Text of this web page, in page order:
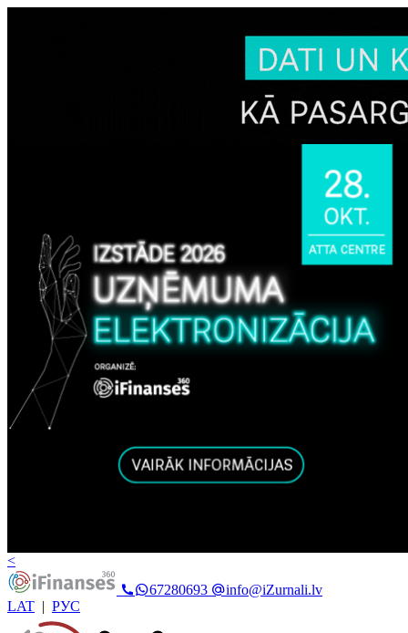
<
67280693
info@iZurnali.lv
LAT | РУС